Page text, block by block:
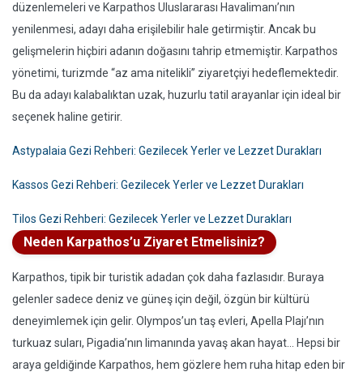
düzenlemeleri ve Karpathos Uluslararası Havalimanı’nın
yenilenmesi, adayı daha erişilebilir hale getirmiştir. Ancak bu
gelişmelerin hiçbiri adanın doğasını tahrip etmemiştir. Karpathos
yönetimi, turizmde “az ama nitelikli” ziyaretçiyi hedeflemektedir.
Bu da adayı kalabalıktan uzak, huzurlu tatil arayanlar için ideal bir
seçenek haline getirir.
Astypalaia Gezi Rehberi: Gezilecek Yerler ve Lezzet Durakları
Kassos Gezi Rehberi: Gezilecek Yerler ve Lezzet Durakları
Tilos Gezi Rehberi: Gezilecek Yerler ve Lezzet Durakları
Neden Karpathos’u Ziyaret Etmelisiniz?
Karpathos, tipik bir turistik adadan çok daha fazlasıdır. Buraya
gelenler sadece deniz ve güneş için değil, özgün bir kültürü
deneyimlemek için gelir. Olympos’un taş evleri, Apella Plajı’nın
turkuaz suları, Pigadia’nın limanında yavaş akan hayat... Hepsi bir
araya geldiğinde Karpathos, hem gözlere hem ruha hitap eden bir